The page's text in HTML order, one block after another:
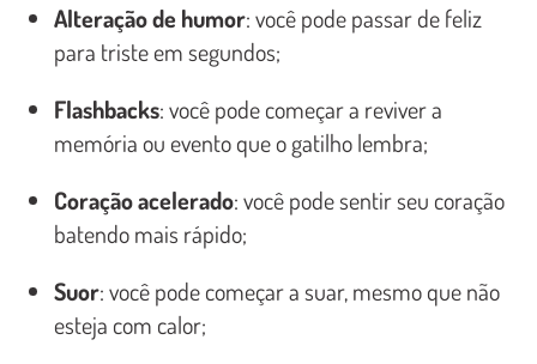
Alteração de humor: você pode passar de feliz
para triste em segundos;
Flashbacks: você pode começar a reviver a
memória ou evento que o gatilho lembra;
Coração acelerado: você pode sentir seu coração
batendo mais rápido;
Suor: você pode começar a suar, mesmo que não
esteja com calor;